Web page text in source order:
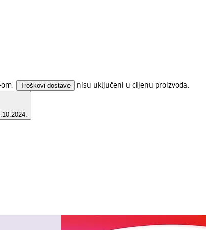
Troškovi dostave nisu uključeni u cijenu proizvoda.